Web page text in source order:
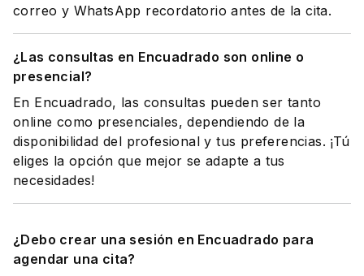
correo y WhatsApp recordatorio antes de la cita.
¿Las consultas en Encuadrado son online o
presencial?
En Encuadrado, las consultas pueden ser tanto
online como presenciales, dependiendo de la
disponibilidad del profesional y tus preferencias. ¡Tú
eliges la opción que mejor se adapte a tus
necesidades!
¿Debo crear una sesión en Encuadrado para
agendar una cita?